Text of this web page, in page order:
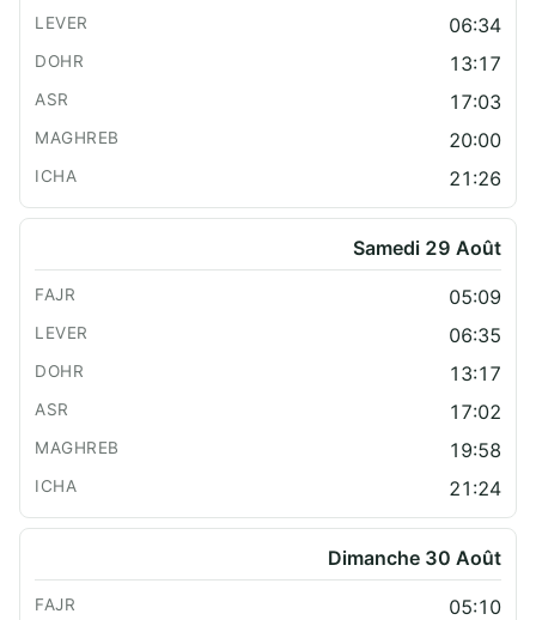
06:34
13:17
17:03
20:00
21:26
Samedi 29 Août
05:09
06:35
13:17
17:02
19:58
21:24
Dimanche 30 Août
05:10